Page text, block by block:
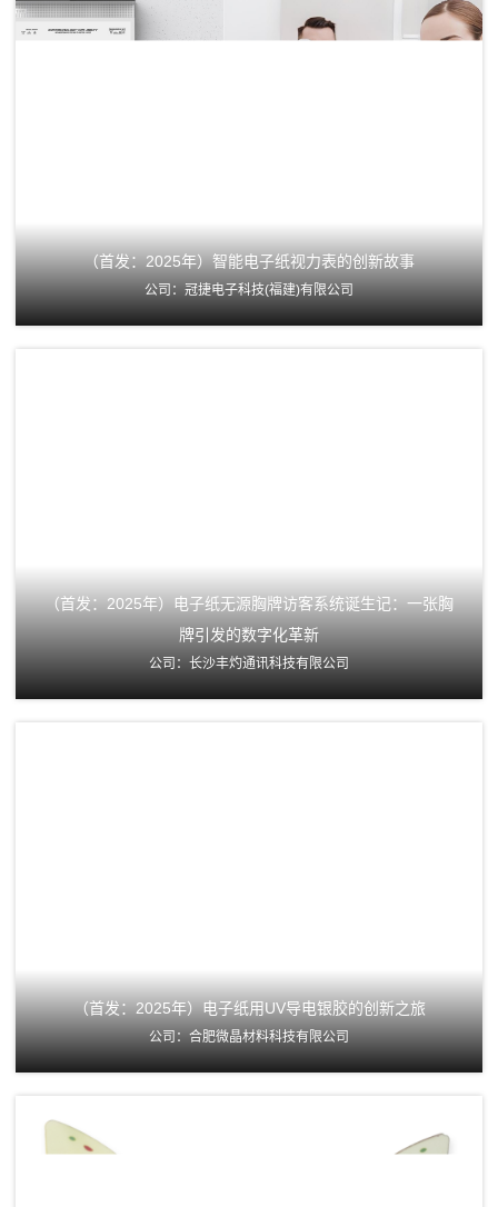
（首发：2025年）智能电子纸视力表的创新故事
公司：冠捷电子科技(福建)有限公司
（首发：2025年）电子纸无源胸牌访客系统诞生记：一张胸
牌引发的数字化革新
公司：长沙丰灼通讯科技有限公司
（首发：2025年）电子纸用UV导电银胶的创新之旅
公司：合肥微晶材料科技有限公司